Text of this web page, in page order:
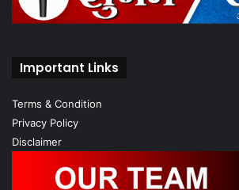
Important Links
Terms & Condition
Privacy Policy
Disclaimer